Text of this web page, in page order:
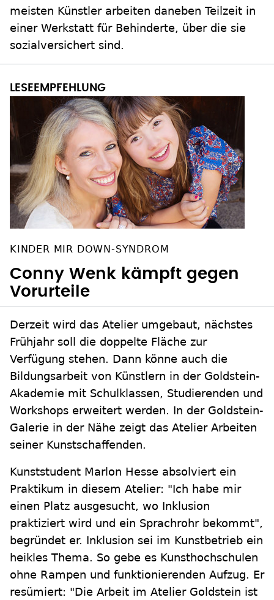
meisten Künstler arbeiten daneben Teilzeit in
einer Werkstatt für Behinderte, über die sie
sozialversichert sind.
KINDER MIR DOWN-SYNDROM
Conny Wenk kämpft gegen
Vorurteile
Derzeit wird das Atelier umgebaut, nächstes
Frühjahr soll die doppelte Fläche zur
Verfügung stehen. Dann könne auch die
Bildungsarbeit von Künstlern in der Goldstein-
Akademie mit Schulklassen, Studierenden und
Workshops erweitert werden. In der Goldstein-
Galerie in der Nähe zeigt das Atelier Arbeiten
seiner Kunstschaffenden.
Kunststudent Marlon Hesse absolviert ein
Praktikum in diesem Atelier: "Ich habe mir
einen Platz ausgesucht, wo Inklusion
praktiziert wird und ein Sprachrohr bekommt",
begründet er. Inklusion sei im Kunstbetrieb ein
heikles Thema. So gebe es Kunsthochschulen
ohne Rampen und funktionierenden Aufzug. Er
resümiert: "Die Arbeit im Atelier Goldstein ist